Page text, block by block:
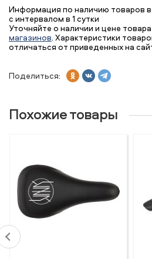
Информация по наличию товаров
с интервалом в 1 сутки
Уточняйте о наличии и цене
магазинов. Характеристики
отличаться от приведенных на
Поделиться:
Похожие товары